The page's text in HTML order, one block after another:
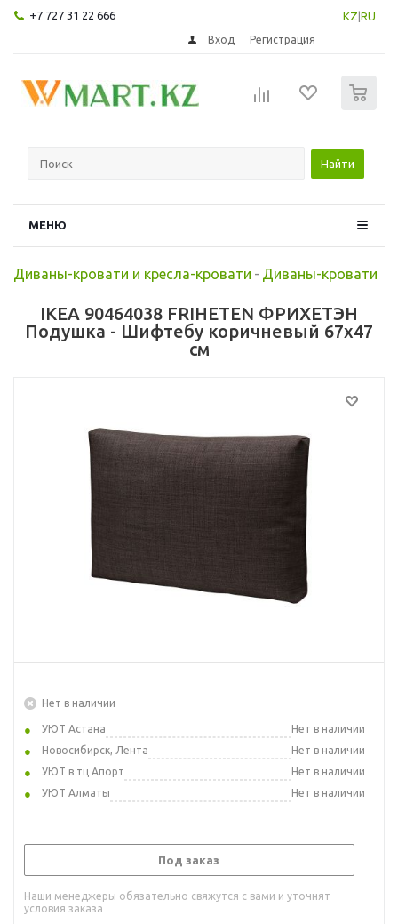
+7 727 31 22 666 KZ RU
Вход Регистрация
Найти
МЕНЮ
Диваны-кровати и кресла-кровати - Диваны-кровати
IKEA 90464038 FRIHETEN ФРИХЕТЭН
Подушка - Шифтебу коричневый 67x47
см
Нет в наличии
УЮТ Астана
Нет в наличии
Новосибирск, Лента
Нет в наличии
УЮТ в тц Апорт
Нет в наличии
УЮТ Алматы
Нет в наличии
Под заказ
Наши менеджеры обязательно свяжутся с вами и уточнят
условия заказа